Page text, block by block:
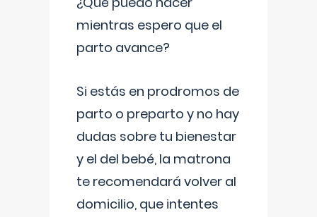
mientras espero que el
parto avance?
Si estás en prodromos de
parto o preparto y no hay
dudas sobre tu bienestar
y el del bebé, la matrona
te recomendará volver al
domicilio, que intentes